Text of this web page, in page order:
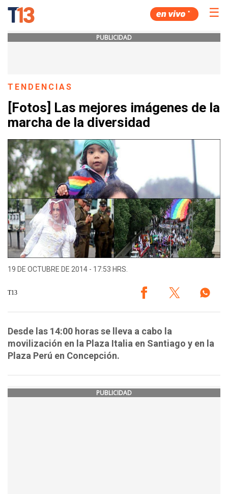
☰
PUBLICIDAD
TENDENCIAS
[Fotos] Las mejores imágenes de la
marcha de la diversidad
19 DE OCTUBRE DE 2014 - 17:53 HRS.
T13
Desde las 14:00 horas se lleva a cabo la
movilización en la Plaza Italia en Santiago y en la
Plaza Perú en Concepción.
PUBLICIDAD